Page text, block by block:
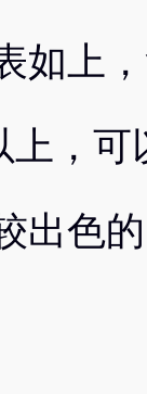
如上
，可
出色